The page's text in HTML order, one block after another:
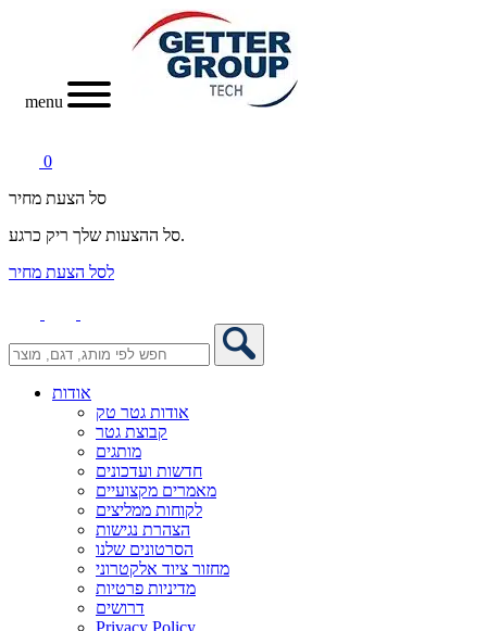
menu
0
סל הצעת מחיר
סל ההצעות שלך ריק כרגע.
לסל הצעת מחיר
אודות
אודות גטר טק
קבוצת גטר
מותגים
חדשות ועדכונים
מאמרים מקצועיים
לקוחות ממליצים
הצהרת נגישות
הסרטונים שלנו
מחזור ציוד אלקטרוני
מדיניות פרטיות
דרושים
Privacy Policy